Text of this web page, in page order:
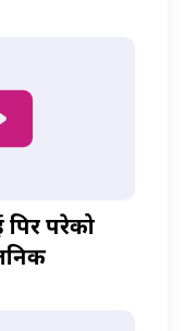
पिर परेको